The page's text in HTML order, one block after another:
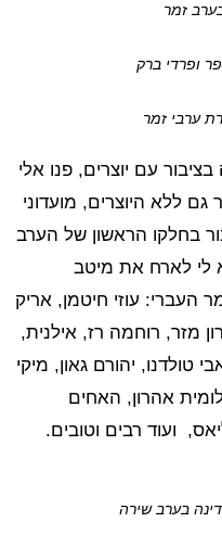
זמר
ופרדי ברק
ערבי זמר
עם יוצרים, פנו אלי
גם ללא היוצרים, מועדוני
בחלקו הראשון של הערב
לי לארח את מיטב
העברי: עוזי חיטמן, אריק
מזר, רוחמה רז, אילנית,
טולדנו, יהורם גאון, מיקי
אהרון, האחים
ועוד רבים וטובים.
בערב שירה